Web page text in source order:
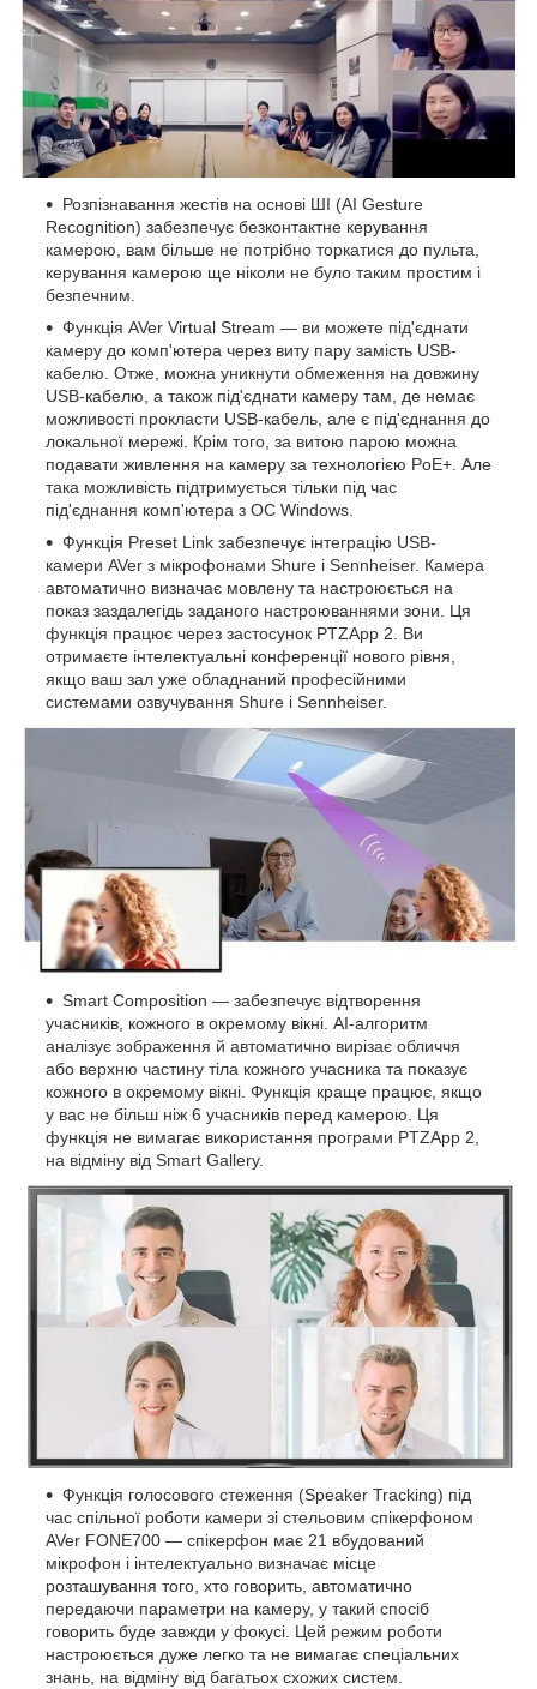
Розпізнавання жестів на основі ШІ (AI Gesture
Recognition) забезпечує безконтактне керування
камерою, вам більше не потрібно торкатися до пульта,
керування камерою ще ніколи не було таким простим і
безпечним.
Функція AVer Virtual Stream — ви можете під'єднати
камеру до комп'ютера через виту пару замість USB-
кабелю. Отже, можна уникнути обмеження на довжину
USB-кабелю, а також під'єднати камеру там, де немає
можливості прокласти USB-кабель, але є під'єднання до
локальної мережі. Крім того, за витою парою можна
подавати живлення на камеру за технологією PoE+. Але
така можливість підтримується тільки під час
під'єднання комп'ютера з ОС Windows.
Функція Preset Link забезпечує інтеграцію USB-
камери AVer з мікрофонами Shure і Sennheiser. Камера
автоматично визначає мовлену та настроюється на
показ заздалегідь заданого настроюваннями зони. Ця
функція працює через застосунок PTZApp 2. Ви
отримаєте інтелектуальні конференції нового рівня,
якщо ваш зал уже обладнаний професійними
системами озвучування Shure і Sennheiser.
Smart Composition — забезпечує відтворення
учасників, кожного в окремому вікні. AI-алгоритм
аналізує зображення й автоматично вирізає обличчя
або верхню частину тіла кожного учасника та показує
кожного в окремому вікні. Функція краще працює, якщо
у вас не більш ніж 6 учасників перед камерою. Ця
функція не вимагає використання програми PTZApp 2,
на відміну від Smart Gallery.
Функція голосового стеження (Speaker Tracking) під
час спільної роботи камери зі стельовим спікерфоном
AVer FONE700 — спікерфон має 21 вбудований
мікрофон і інтелектуально визначає місце
розташування того, хто говорить, автоматично
передаючи параметри на камеру, у такий спосіб
говорить буде завжди у фокусі. Цей режим роботи
настроюється дуже легко та не вимагає спеціальних
знань, на відміну від багатьох схожих систем.